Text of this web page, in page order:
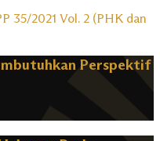
35/2021 Vol. 2 (PHK dan
Perspektif